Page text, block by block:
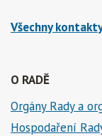
Všechny
O RADĚ
Orgány Rady a
Hospodaření